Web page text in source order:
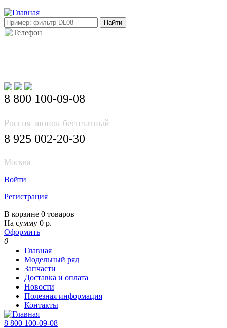
8 800 100-09-08
Россия звонок бесплатный
8 925 002-20-30
Москва
Войти
Регистрация
В корзине 0 товаров
На сумму 0 р.
Оформить
0
Главная
Модельный ряд
Запчасти
Доставка и оплата
Новости
Полезная информация
Контакты
8 800 100-09-08